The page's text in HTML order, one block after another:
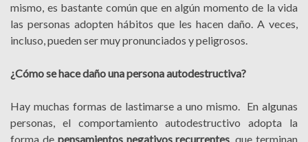
mismo, es bastante común que en algún momento de la vida
las personas adopten hábitos que les hacen daño. A veces,
incluso, pueden ser muy pronunciados y peligrosos.
¿Cómo se hace daño una persona autodestructiva?
Hay muchas formas de lastimarse a uno mismo. En algunas
personas, el comportamiento autodestructivo adopta la
forma depensamientos negativos recurrentes, que terminan